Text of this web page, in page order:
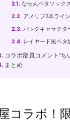
2.1. なせんベタソック
2.2. アメリブ2本ライ
2.3. バックキャラクタ
2.4. レイヤード風ベタ
コラボ部員コメント”
まとめ
コラボ！